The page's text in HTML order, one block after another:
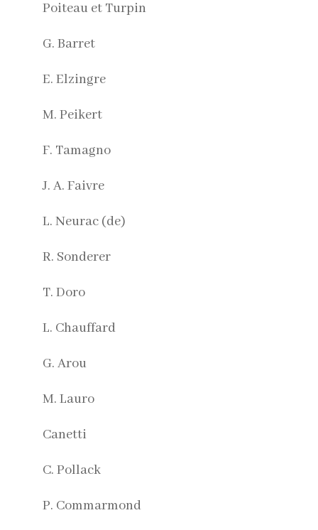
Poiteau et Turpin
G. Barret
E. Elzingre
M. Peikert
F. Tamagno
J. A. Faivre
L. Neurac (de)
R. Sonderer
T. Doro
L. Chauffard
G. Arou
M. Lauro
Canetti
C. Pollack
P. Commarmond